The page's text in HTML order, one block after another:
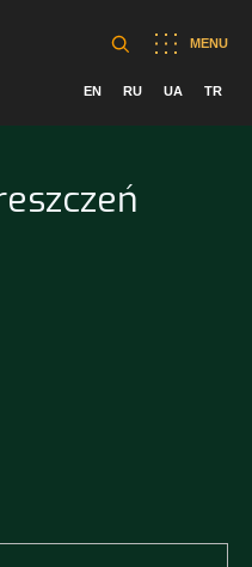
MENU
EN RU UA TR